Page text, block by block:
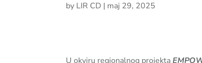
by LIR CD | maj 29, 2025
U okviru regionalnog projekta